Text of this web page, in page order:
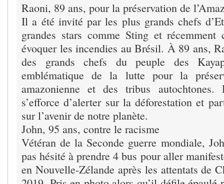
Raoni, 89 ans, pour la préservation de
Il a été invité par les plus grands chefs
grandes stars comme Sting et
évoquer les incendies au Brésil. À 89 ans,
des grands chefs du peuple des
emblématique de la lutte pour la
amazonienne et des tribus
s’efforce d’alerter sur la déforestation et
sur l’avenir de notre planète.
John, 95 ans, contre le racisme
Vétéran de la Seconde guerre mondiale,
pas hésité à prendre 4 bus pour aller
en Nouvelle-Zélande après les attentats de